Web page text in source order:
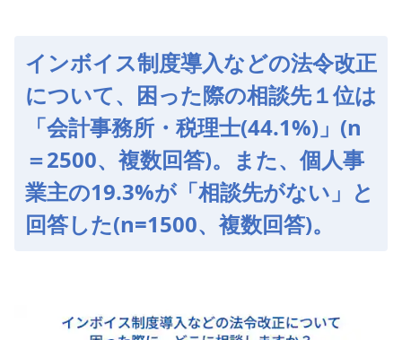
インボイス制度導入などの法令改正
について、困った際の相談先１位は
「会計事務所・税理士(44.1%)」(n
＝2500、複数回答)。また、個人事
業主の19.3%が「相談先がない」と
回答した(n=1500、複数回答)。